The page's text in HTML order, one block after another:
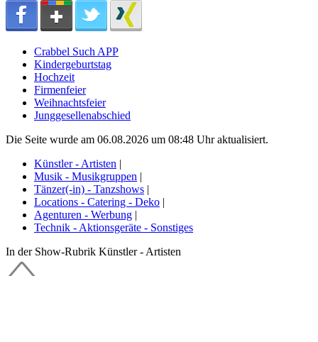
Crabbel Such APP
Kindergeburtstag
Hochzeit
Firmenfeier
Weihnachtsfeier
Junggesellenabschied
Die Seite wurde am 06.08.2026 um 08:48 Uhr aktualisiert.
Künstler - Artisten |
Musik - Musikgruppen |
Tänzer(-in) - Tanzshows |
Locations - Catering - Deko |
Agenturen - Werbung |
Technik - Aktionsgeräte - Sonstiges
In der Show-Rubrik Künstler - Artisten